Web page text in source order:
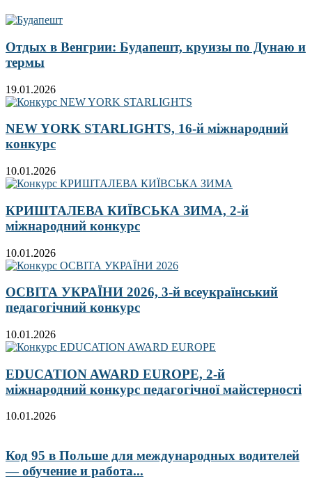
Отдых в Венгрии: Будапешт, круизы по Дунаю и
термы
19.01.2026
NEW YORK STARLIGHTS, 16-й міжнародний
конкурс
10.01.2026
КРИШТАЛЕВА КИЇВСЬКА ЗИМА, 2-й
міжнародний конкурс
10.01.2026
ОСВІТА УКРАЇНИ 2026, 3-й всеукраїнський
педагогічний конкурс
10.01.2026
EDUCATION AWARD EUROPE, 2-й
міжнародний конкурс педагогічної майстерності
10.01.2026
Код 95 в Польше для международных водителей
— обучение и работа...